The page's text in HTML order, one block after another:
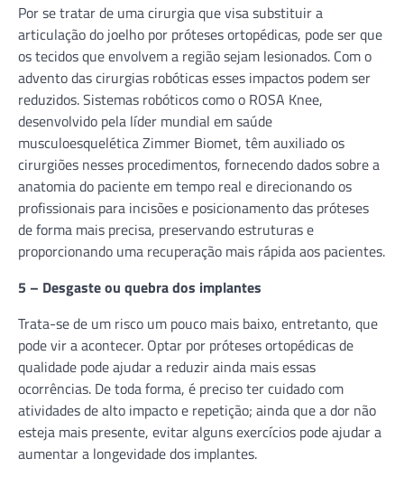
Por se tratar de uma cirurgia que visa substituir a
articulação do joelho por próteses ortopédicas, pode ser que
os tecidos que envolvem a região sejam lesionados. Com o
advento das cirurgias robóticas esses impactos podem ser
reduzidos. Sistemas robóticos como o ROSA Knee,
desenvolvido pela líder mundial em saúde
musculoesquelética Zimmer Biomet, têm auxiliado os
cirurgiões nesses procedimentos, fornecendo dados sobre a
anatomia do paciente em tempo real e direcionando os
profissionais para incisões e posicionamento das próteses
de forma mais precisa, preservando estruturas e
proporcionando uma recuperação mais rápida aos pacientes.
5 – Desgaste ou quebra dos implantes
Trata-se de um risco um pouco mais baixo, entretanto, que
pode vir a acontecer. Optar por próteses ortopédicas de
qualidade pode ajudar a reduzir ainda mais essas
ocorrências. De toda forma, é preciso ter cuidado com
atividades de alto impacto e repetição; ainda que a dor não
esteja mais presente, evitar alguns exercícios pode ajudar a
aumentar a longevidade dos implantes.